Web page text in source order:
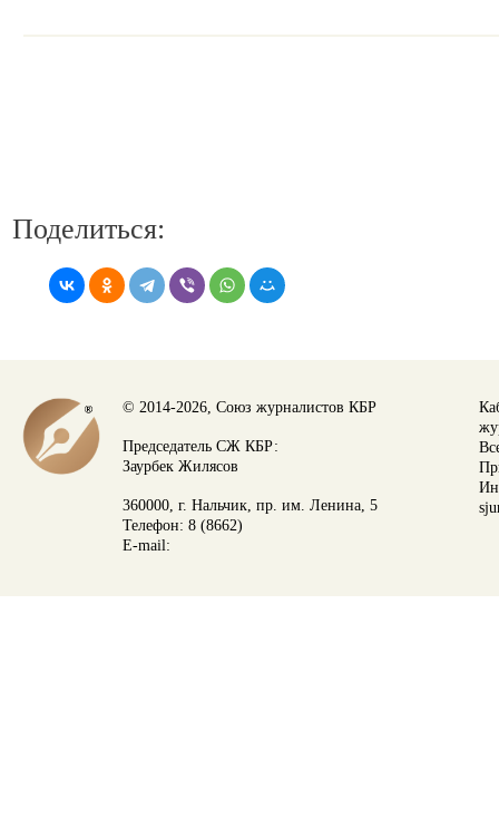
Поделиться:
© 2014-2026, Союз журналистов КБР
Председатель СЖ КБР:
Заурбек Жилясов
360000, г. Нальчик, пр. им. Ленина, 5
Телефон: 8 (8662)
E-mail: